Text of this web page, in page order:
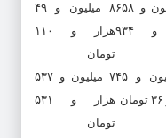
۹ میلیون و ۶۵۸
هزار و ۹۳۴
۸ میلیون و ۴۹
هزار و ۱۱۰
تومان
۹ میلیون و ۴۵
۷ میلیون و ۵۳۷
هزار و ۵۳۱
تومان